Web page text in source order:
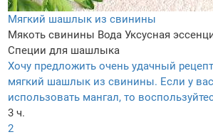
Мягкий шашлык из свинины
Мякоть свинины Вода Уксусная
Специи для шашлыка
Хочу предложить очень удачный
мягкий шашлык из свинины. Если у
использовать мангал, то
3 ч.
2